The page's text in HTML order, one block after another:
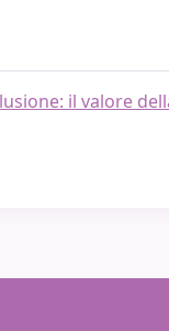
il valore